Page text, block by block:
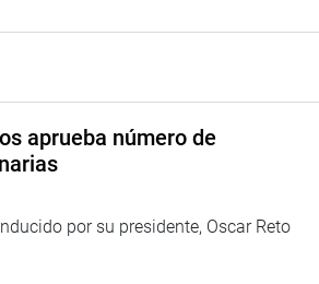
aprueba número de
por su presidente, Oscar Reto